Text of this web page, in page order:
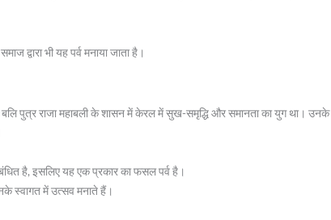
द्वारा भी यह पर्व मनाया जाता है।
बलि पुत्र राजा महाबली के शासन में केरल में सुख-समृद्धि और समानता का युग था। उनके
है, इसलिए यह एक प्रकार का फसल पर्व है।
स्वागत में उत्सव मनाते हैं।